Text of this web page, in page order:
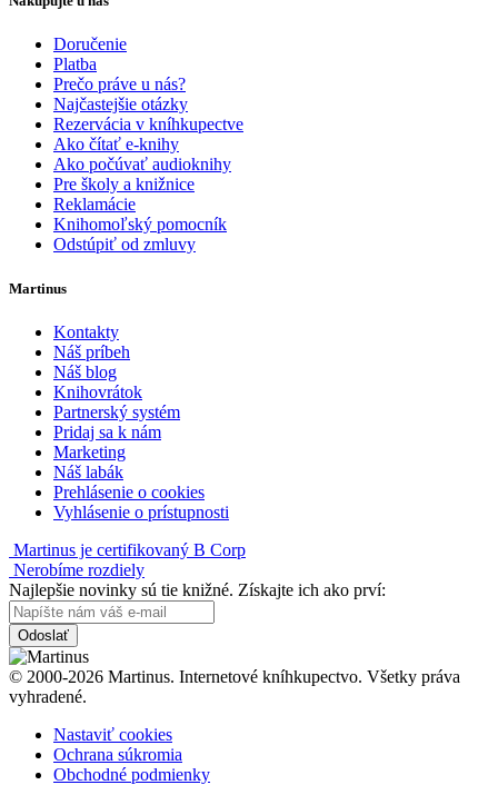
Doručenie
Platba
Prečo práve u nás?
Najčastejšie otázky
Rezervácia v kníhkupectve
Ako čítať e-knihy
Ako počúvať audioknihy
Pre školy a knižnice
Reklamácie
Knihomoľský pomocník
Odstúpiť od zmluvy
Martinus
Kontakty
Náš príbeh
Náš blog
Knihovrátok
Partnerský systém
Pridaj sa k nám
Marketing
Náš labák
Prehlásenie o cookies
Vyhlásenie o prístupnosti
Martinus je certifikovaný B Corp
Nerobíme rozdiely
Najlepšie novinky sú tie knižné. Získajte ich ako prví:
Odoslať
© 2000-2026 Martinus. Internetové kníhkupectvo. Všetky práva
vyhradené.
Nastaviť cookies
Ochrana súkromia
Obchodné podmienky